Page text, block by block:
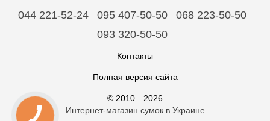
044 221-52-24 095 407-50-50
068 223-50-50
093 320-50-50
Контакты
Полная версия сайта
© 2010—2026
Интернет-магазин сумок в Украине